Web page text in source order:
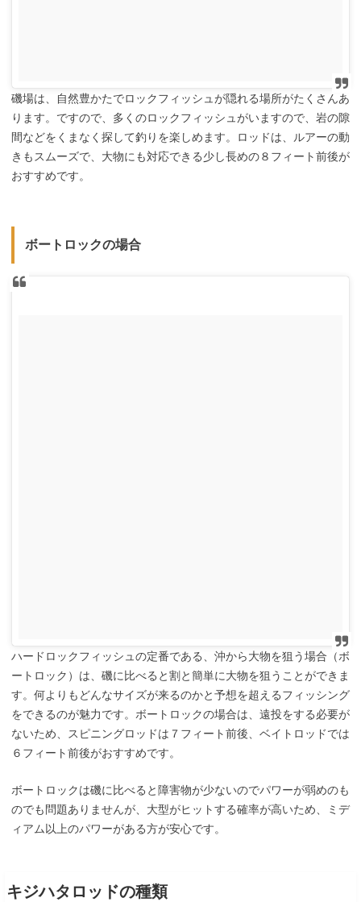
磯場は、自然豊かたでロックフィッシュが隠れる場所がたくさんあ
ります。ですので、多くのロックフィッシュがいますので、岩の隙
間などをくまなく探して釣りを楽しめます。ロッドは、ルアーの動
きもスムーズで、大物にも対応できる少し長めの８フィート前後が
おすすめです。
ボートロックの場合
ハードロックフィッシュの定番である、沖から大物を狙う場合（ボ
ートロック）は、磯に比べると割と簡単に大物を狙うことができま
す。何よりもどんなサイズが来るのかと予想を超えるフィッシング
をできるのが魅力です。ボートロックの場合は、遠投をする必要が
ないため、スピニングロッドは７フィート前後、ベイトロッドでは
６フィート前後がおすすめです。
ボートロックは磯に比べると障害物が少ないのでパワーが弱めのも
のでも問題ありませんが、大型がヒットする確率が高いため、ミデ
ィアム以上のパワーがある方が安心です。
キジハタロッドの種類